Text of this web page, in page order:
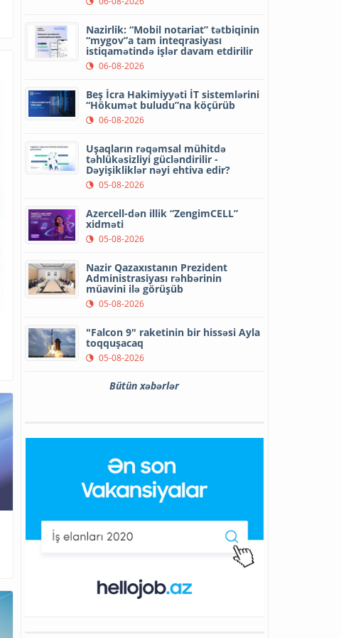
Nazirlik: “Mobil notariat” tətbiqinin
“mygov”a tam inteqrasiyası
istiqamətində işlər davam etdirilir
06-08-2026
Beş İcra Hakimiyyəti İT sistemlərini
“Hökumət buludu”na köçürüb
06-08-2026
Uşaqların rəqəmsal mühitdə
təhlükəsizliyi gücləndirilir -
Dəyişikliklər nəyi ehtiva edir?
05-08-2026
Azercell-dən illik “ZengimCELL”
xidməti
05-08-2026
Nazir Qazaxıstanın Prezident
Administrasiyası rəhbərinin
müavini ilə görüşüb
05-08-2026
"Falcon 9" raketinin bir hissəsi Ayla
toqquşacaq
05-08-2026
Bütün xəbərlər